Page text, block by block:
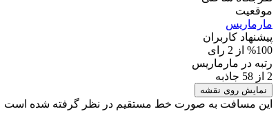
موقعیت
مارماریس
پیشنهاد کاربران
%100 از 2 رای
رتبه در مارماریس
2 از 58 جاذبه
نمایش روی نقشه
این مسافت به صورت خط مستقیم در نظر گرفته شده است